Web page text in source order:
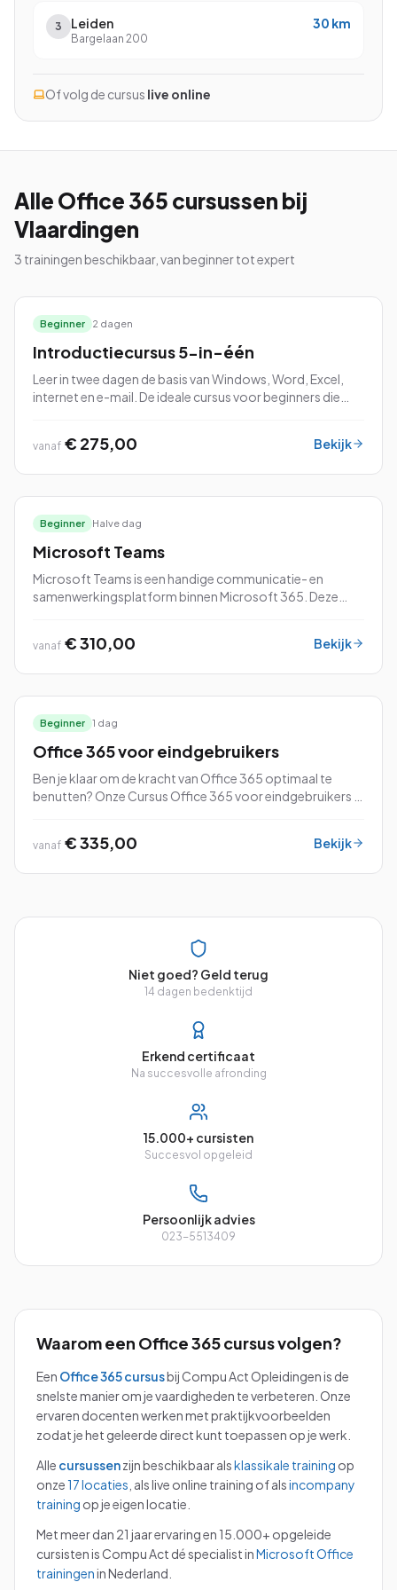
Bekijk alle cursussen
3 Leiden
Bargelaan 200
30 km
Of volg de cursus live online
Alle Office 365 cursussen bij
Vlaardingen
3 trainingen beschikbaar, van beginner tot expert
Beginner 2 dagen
Introductiecursus 5-in-één
Leer in twee dagen de basis van Windows, Word, Excel,
internet en e-mail. De ideale cursus voor beginners die
vanaf € 275,00 Bekijk
Beginner Halve dag
Microsoft Teams
Microsoft Teams is een handige communicatie- en
samenwerkingsplatform binnen Microsoft 365. Deze
vanaf € 310,00 Bekijk
Beginner 1 dag
Office 365 voor eindgebruikers
Ben je klaar om de kracht van Office 365 optimaal te
benutten? Onze Cursus Office 365 voor eindgebruikers is
vanaf € 335,00 Bekijk
Niet goed? Geld terug
14 dagen bedenktijd
Erkend certificaat
Na succesvolle afronding
15.000+ cursisten
Succesvol opgeleid
Persoonlijk advies
023-5513409
Waarom een Office 365cursus volgen?
Een Office 365cursusbij Compu Act Opleidingen is de
snelste manier om je vaardigheden te verbeteren. Onze
ervaren docenten werken met praktijkvoorbeelden
zodat je het geleerde direct kunt toepassen op je werk.
Alle cursussenzijn beschikbaar alsklassikale training op
onze17 locaties , als live online training of alsincompany
training op je eigen locatie.
Met meer dan 21 jaar ervaring en 15.000+ opgeleide
cursisten is Compu Act dé specialist inMicrosoft Office
trainingenin Nederland.